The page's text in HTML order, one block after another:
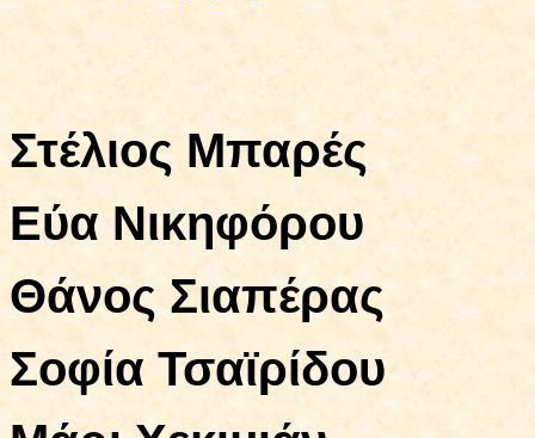
Στέλιος Μπαρές
Εύα Νικηφόρου
Θάνος Σιαπέρας
Σοφία Τσαϊρίδου